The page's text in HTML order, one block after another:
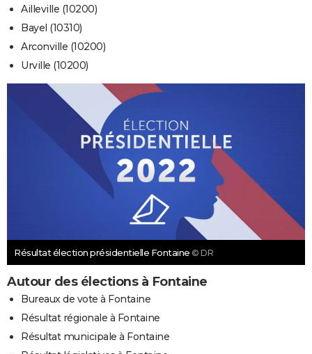
Ailleville (10200)
Bayel (10310)
Arconville (10200)
Urville (10200)
Résultat élection présidentielle Fontaine © DR
Autour des élections à Fontaine
Bureaux de vote à Fontaine
Résultat régionale à Fontaine
Résultat municipale à Fontaine